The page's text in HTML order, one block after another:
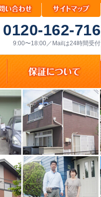
0120-162-716
9:00〜18:00／Mailは24時間受付